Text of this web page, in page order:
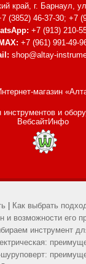
край, г. Барнаул,
(3852) 46-37-30; +7
+7 (913) 210-
MAX: +7 (961) 991-49-
shop@altay-
магазин
инструментов и
ВебсайтИнфо
Как выбрать
и возможности его
инструмент